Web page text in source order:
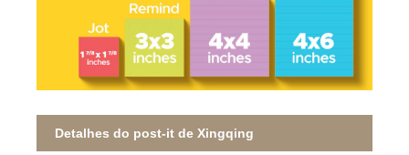
Detalhes do post-it de Xingqing